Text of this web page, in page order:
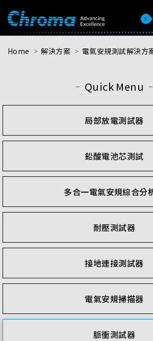
0
Home 解決方案 電氣安規測試解決方
Quick Menu
局部放電測試器
鉛酸電池芯測試
多合一電氣安規綜合分
耐壓測試器
接地連接測試器
電氣安規掃描器
脈衝測試器